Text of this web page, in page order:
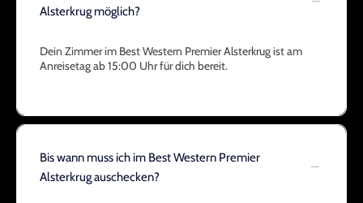
Alsterkrug möglich?
Dein Zimmer im Best Western Premier Alsterkrug ist am
Anreisetag ab 15:00 Uhr für dich bereit.
Bis wann muss ich im Best Western Premier
Alsterkrug auschecken?